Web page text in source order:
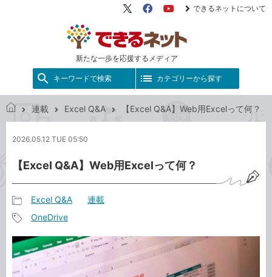
新たな一歩を応援するメディア
X（旧
FacebookYouTube
できるネットについて
キーワードで検索 カテゴリーから探す
る
ッ
ト
連載 Excel Q&A 【Excel Q&A】Web用Excelって何？
2026.05.12 TUE 05:50
【Excel Q&A】Web用Excelって何？
事
カ
テ
ゴ
Excel Q&A 連載
事
タ
グ
OneDrive